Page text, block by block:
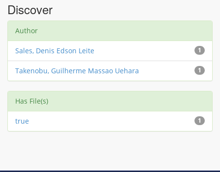
Discover
Author
1
Sales, Denis Edson Leite
1
Takenobu, Guilherme Massao Uehara
Has File(s)
1
true